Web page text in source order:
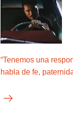
“Tenemos una
habla de fe,